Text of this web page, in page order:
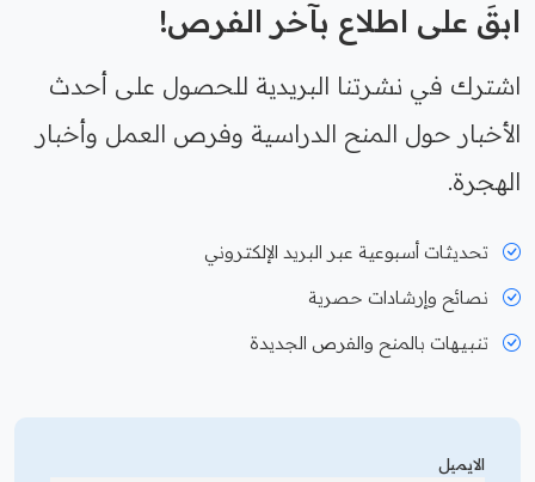
ابقَ على اطلاع بآخر الفرص!
اشترك في نشرتنا البريدية للحصول على أحدث
الأخبار حول المنح الدراسية وفرص العمل وأخبار
الهجرة.
تحديثات أسبوعية عبر البريد الإلكتروني
نصائح وإرشادات حصرية
تنبيهات بالمنح والفرص الجديدة
الايميل